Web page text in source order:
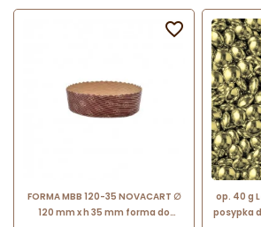
FORMA MBB 120-35 NOVACART ∅
120 mm x h 35 mm forma do

op. 40 g
posypka